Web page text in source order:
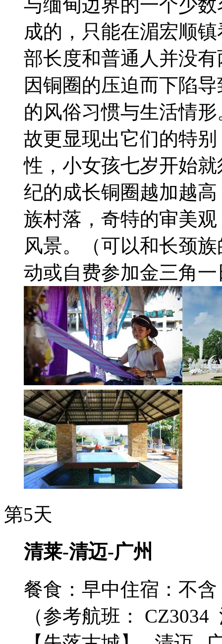
与缅甸边界的一个少
成的，只能在湄宏顺
部长度和普通人并没
因铜圈的压迫而下陷
的风俗习惯与生活情
故更显现出它们的特
性，小女孩七岁开始
纪的成长铜圈越加越
族村落，奇特的审美
风景。（可以和长颈
动或自费参加金三角
第5天
清莱-清迈-广州
餐食：早中住宿：不含
（参考航班：